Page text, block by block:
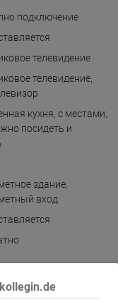
подключение
телевидение
телевидение,
кухня, с местами,
посидеть и
здание,
вход